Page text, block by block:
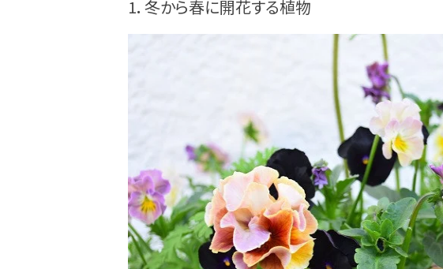
1．冬から春に開花する植物